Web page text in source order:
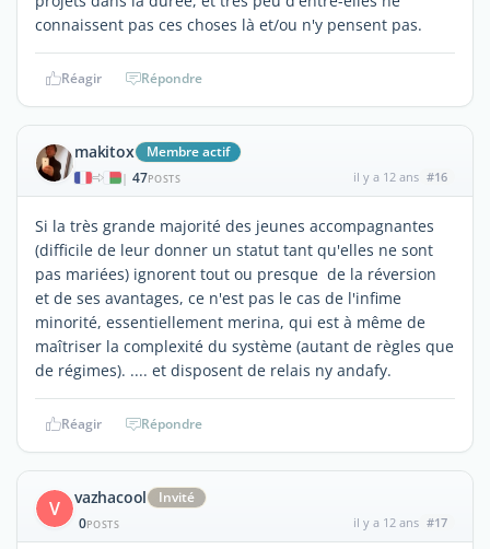
connaissent pas ces choses là et/ou n'y pensent pas.
Réagir Répondre
makitox Membre actif
| 47POSTS il y a 12 ans #16
Si la très grande majorité des jeunes accompagnantes
(difficile de leur donner un statut tant qu'elles ne sont
pas mariées) ignorent tout ou presque de la réversion
et de ses avantages, ce n'est pas le cas de l'infime
minorité, essentiellement merina, qui est à même de
maîtriser la complexité du système (autant de règles que
de régimes). .... et disposent de relais ny andafy.
Réagir Répondre
V vazhacool
Invité
0POSTS il y a 12 ans #17